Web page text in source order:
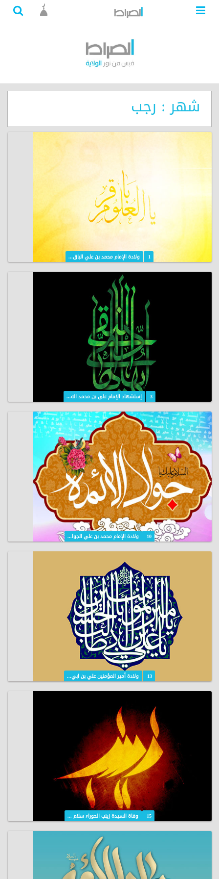
شهر : رجب
1 ولادة الإمام محمد بن علي الباق...
3 إستشهاد الإمام علي بن محمد اله...
10 ولادة الإمام محمد بن علي الجوا...
13 ولادة أمير المؤمنين علي بن ابي...
15 وفاة السيدة زينب الحوراء سلام ...